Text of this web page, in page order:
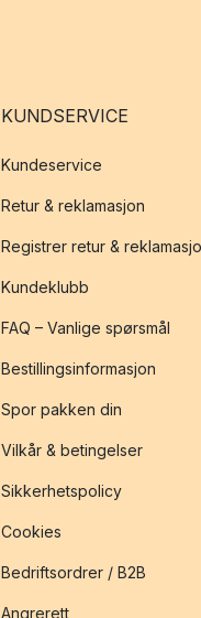
KUNDSERVICE
Kundeservice
Retur & reklamasjon
Registrer retur &
Kundeklubb
FAQ – Vanlige spørsmål
Bestillingsinformasjon
Spor pakken din
Vilkår & betingelser
Sikkerhetspolicy
Cookies
Bedriftsordrer / B2B
Angrerett